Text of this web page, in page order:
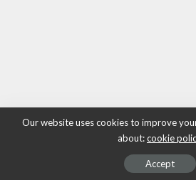
Our website uses cookies to improve
about:cookie
Accept